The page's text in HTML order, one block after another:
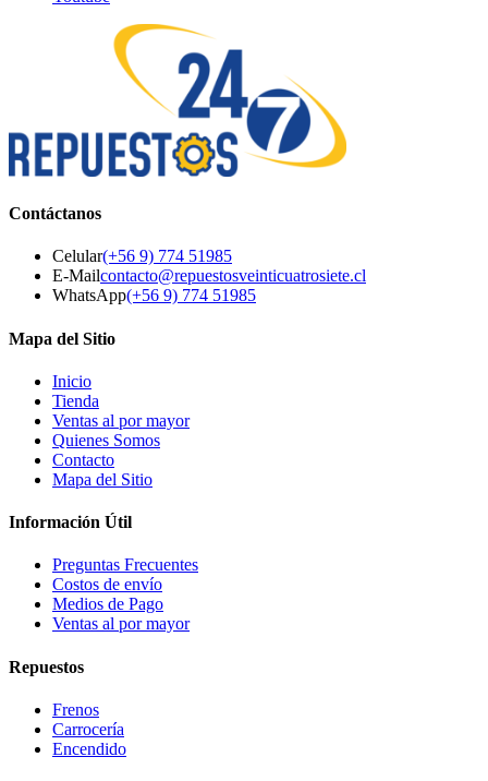
Contáctanos
Celular(+56 9) 774 51985
E-Mailcontacto@repuestosveinticuatrosiete.cl
WhatsApp(+56 9) 774 51985
Mapa del Sitio
Inicio
Tienda
Ventas al por mayor
Quienes Somos
Contacto
Mapa del Sitio
Información Útil
Preguntas Frecuentes
Costos de envío
Medios de Pago
Ventas al por mayor
Repuestos
Frenos
Carrocería
Encendido